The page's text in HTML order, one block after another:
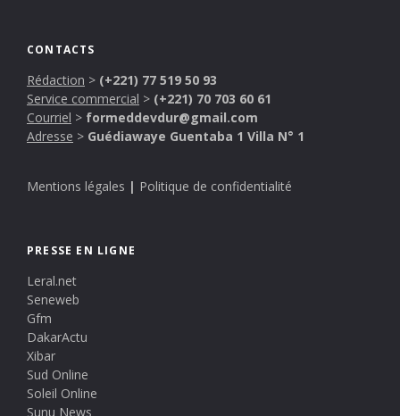
CONTACTS
Rédaction > (+221) 77 519 50 93
Service commercial > (+221) 70 703 60 61
Courriel > formeddevdur@gmail.com
Adresse > Guédiawaye Guentaba 1 Villa N° 1
Mentions légales | Politique de confidentialité
PRESSE EN LIGNE
Leral.net
Seneweb
Gfm
DakarActu
Xibar
Sud Online
Soleil Online
Sunu News